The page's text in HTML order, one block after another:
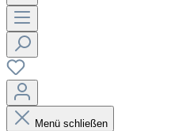
Menü schließen